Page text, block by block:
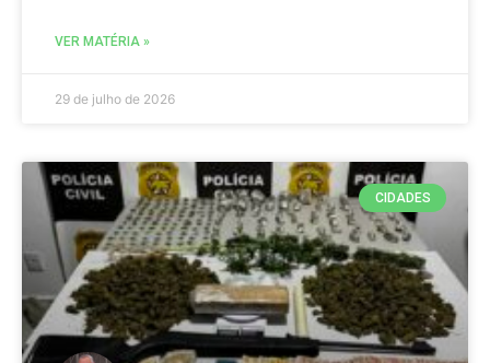
VER MATÉRIA »
29 de julho de 2026
CIDADES